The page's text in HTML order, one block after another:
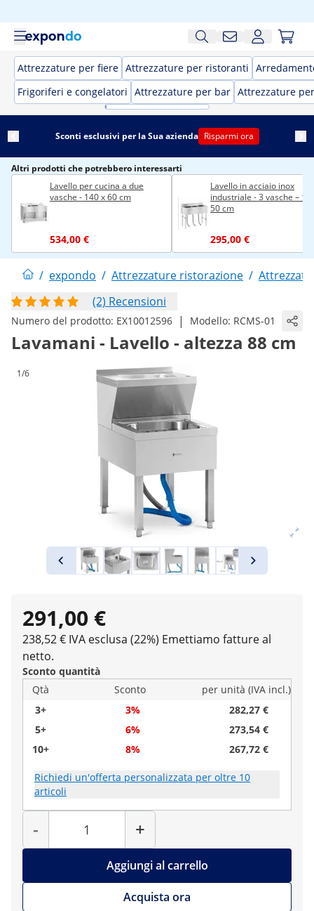
Attrezzature per fiere Attrezzature per ristoranti
Frigoriferi e congelatori Attrezzature per bar Attrezzature
Sconti esclusivi per la Sua azienda Risparmi ora
Altri prodotti che potrebbero interessarti
Lavello per cucina a due
vasche - 140 x 60 cm
534,00 €
Lavello in acciaio inox
industriale - 3 vasche –
50 cm
295,00 €
/ expondo / Attrezzature ristorazione /
(2) Recensioni
Numero del prodotto: EX10012596 | Modello: RCMS-01
Lavamani - Lavello - altezza 88 cm
1/6
291,00 €
238,52 € IVA esclusa (22%) Emettiamo fatture al
netto.
Sconto quantità
Qtà
Sconto
per unità (IVA incl.)
3+
3%
282,27 €
5+
6%
273,54 €
10+
8% 267,72 €
Richiedi un'offerta personalizzata per oltre 10
articoli
-
Quantità
+
Aggiungi al carrello
Acquista ora